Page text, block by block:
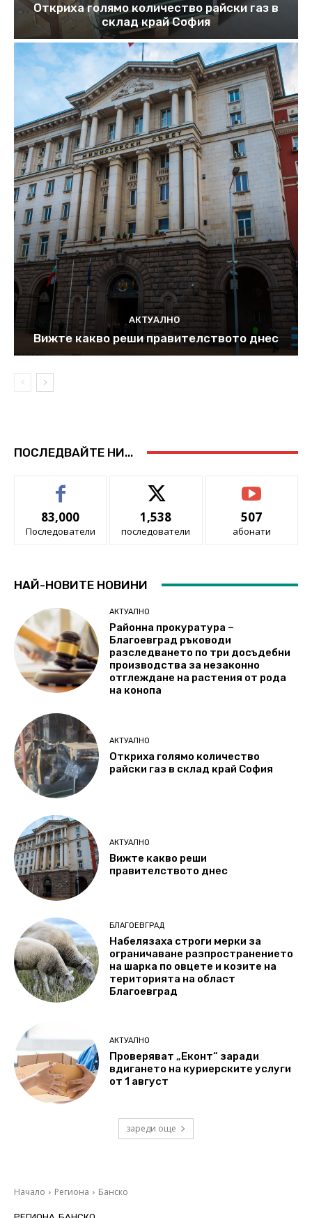
Откриха голямо количество райски газ в
склад край София
АКТУАЛНО
Вижте какво реши правителството днес
ПОСЛЕДВАЙТЕ НИ...
83,000
Последователи
1,538
последователи
507
абонати
НАЙ-НОВИТЕ НОВИНИ
АКТУАЛНО
Районна прокуратура –
Благоевград ръководи
разследването по три досъдебни
производства за незаконно
отглеждане на растения от рода
на конопа
АКТУАЛНО
Откриха голямо количество
райски газ в склад край София
АКТУАЛНО
Вижте какво реши
правителството днес
БЛАГОЕВГРАД
Набелязаха строги мерки за
ограничаване разпространението
на шарка по овцете и козите на
територията на област
Благоевград
АКТУАЛНО
Проверяват „Еконт“ заради
вдигането на куриерските услуги
от 1 август
зареди още